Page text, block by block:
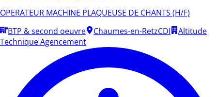
OPERATEUR MACHINE PLAQUEUSE DE CHANTS (H/F)
BTP & second oeuvre
Chaumes-en-RetzCDI
Altitude
Technique Agencement